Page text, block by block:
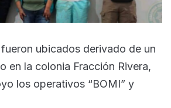
ubicados derivado de un
en la colonia Fracción Rivera,
los operativos “BOMI” y